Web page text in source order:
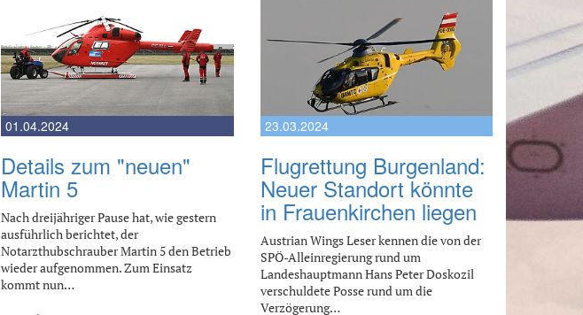
01.04.2024
Details zum "neuen"
Martin 5
Nach dreijähriger Pause hat, wie gestern
ausführlich berichtet, der
Notarzthubschrauber Martin 5 den Betrieb
wieder aufgenommen. Zum Einsatz
kommt nun…
23.03.2024
Flugrettung Burgenland:
Neuer Standort könnte
in Frauenkirchen liegen
Austrian Wings Leser kennen die von der
SPÖ-Alleinregierung rund um
Landeshauptmann Hans Peter Doskozil
verschuldete Posse rund um die
Verzögerung…